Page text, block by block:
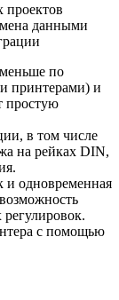
данными
по
принтерами) и
простую
в том числе
на рейках DIN,
и одновременная
с помощью